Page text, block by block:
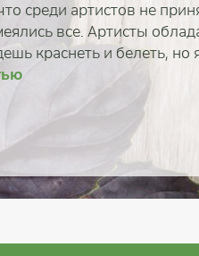
среди артистов не
все. Артисты
краснеть и белеть, но
полностью
полностью
полностью
полностью
полностью
полностью
полностью